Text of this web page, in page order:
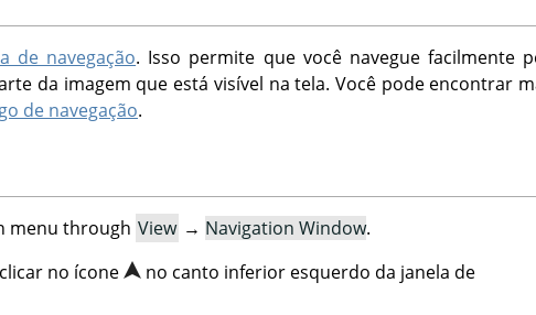
de navegação. Isso permite que você navegue facilmente
da imagem que está visível na tela. Você pode encontrar
de navegação.
menu through View → Navigation Window.
no ícone
no canto inferior esquerdo da janela de